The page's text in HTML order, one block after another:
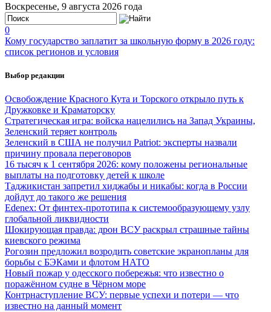
Воскресенье, 9 августа 2026 года
0
Кому государство заплатит за школьную форму в 2026 году:
список регионов и условия
Выбор редакции
Освобождение Красного Кута и Торского открыло путь к
Дружковке и Краматорску
Стратегическая игра: войска нацелились на Запад Украины,
Зеленский теряет контроль
Зеленский в США не получил Patriot: эксперты назвали
причину провала переговоров
16 тысяч к 1 сентября 2026: кому положены региональные
выплаты на подготовку детей к школе
Таджикистан запретил хиджабы и никабы: когда в России
дойдут до такого же решения
Edenex: От финтех-прототипа к системообразующему узлу
глобальной ликвидности
Шокирующая правда: дрон ВСУ раскрыл страшные тайны
киевского режима
Рогозин предложил возродить советские экранопланы для
борьбы с БЭКами и флотом НАТО
Новый пожар у одесского побережья: что известно о
поражённом судне в Чёрном море
Контрнаступление ВСУ: первые успехи и потери — что
известно на данный момент